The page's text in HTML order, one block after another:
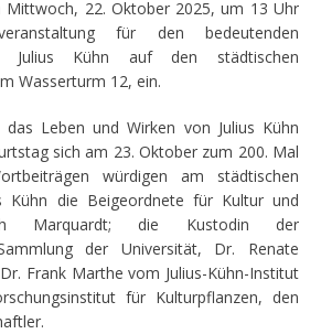
Mittwoch, 22. Oktober 2025, um 13 Uhr
für den bedeutenden
Julius Kühn auf den städtischen
Wasserturm 12, ein.
Leben und Wirken von Julius Kühn
sich am 23. Oktober zum 200. Mal
würdigen am städtischen
Kühn die Beigeordnete für Kultur und
Marquardt; die Kustodin der
der Universität, Dr. Renate
Frank Marthe vom Julius-Kühn-Institut
für Kulturpflanzen, den